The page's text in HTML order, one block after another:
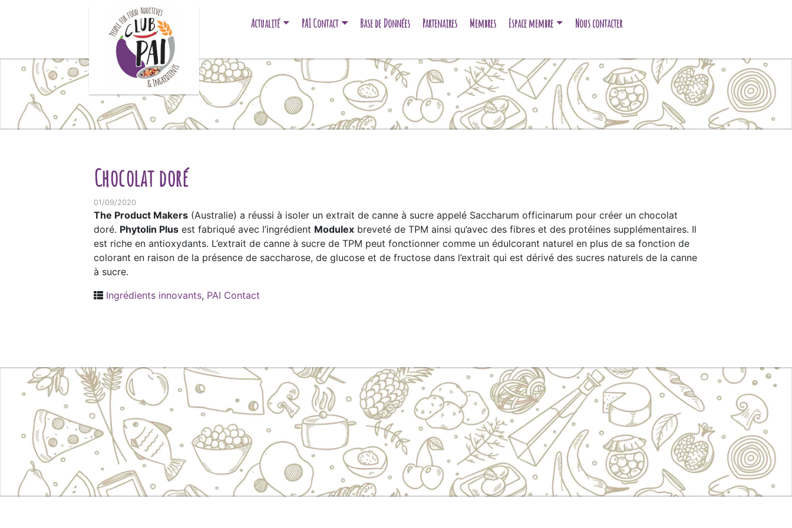
Actualité PAI Contact Base de Données Partenaires Membres Espace membre Nous contacter
Chocolat doré
01/09/2020
The Product Makers (Australie) a réussi à isoler un extrait de canne à sucre appelé Saccharum officinarum pour créer un chocolat
doré. Phytolin Plus est fabriqué avec l’ingrédient Modulex breveté de TPM ainsi qu’avec des fibres et des protéines supplémentaires. Il
est riche en antioxydants. L’extrait de canne à sucre de TPM peut fonctionner comme un édulcorant naturel en plus de sa fonction de
colorant en raison de la présence de saccharose, de glucose et de fructose dans l’extrait qui est dérivé des sucres naturels de la canne
à sucre.
Ingrédients innovants, PAI Contact